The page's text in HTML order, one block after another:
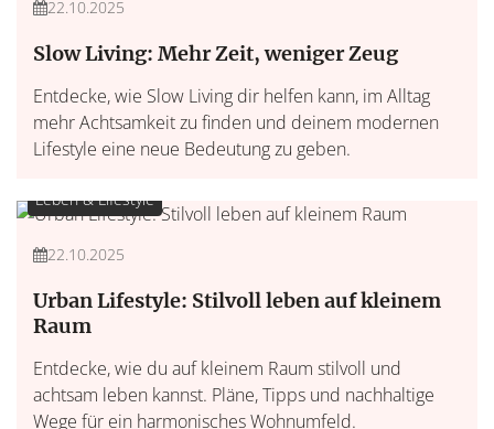
22.10.2025
Slow Living: Mehr Zeit, weniger Zeug
Entdecke, wie Slow Living dir helfen kann, im Alltag
mehr Achtsamkeit zu finden und deinem modernen
Lifestyle eine neue Bedeutung zu geben.
Leben & Lifestyle
22.10.2025
Urban Lifestyle: Stilvoll leben auf kleinem
Raum
Entdecke, wie du auf kleinem Raum stilvoll und
achtsam leben kannst. Pläne, Tipps und nachhaltige
Wege für ein harmonisches Wohnumfeld.